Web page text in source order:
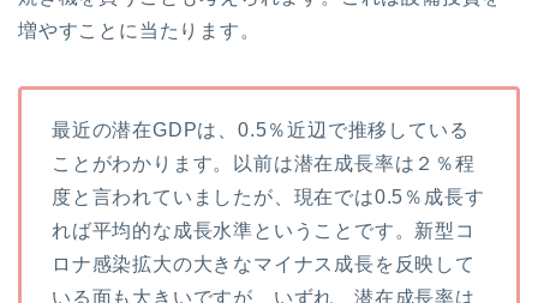
増やすことに当たります。
最近の潜在GDPは、0.5％近辺で推移している
ことがわかります。以前は潜在成長率は２％程
度と言われていましたが、現在では0.5％成長す
れば平均的な成長水準ということです。新型コ
ロナ感染拡大の大きなマイナス成長を反映して
いる面も大きいですが、いずれ、潜在成長率は